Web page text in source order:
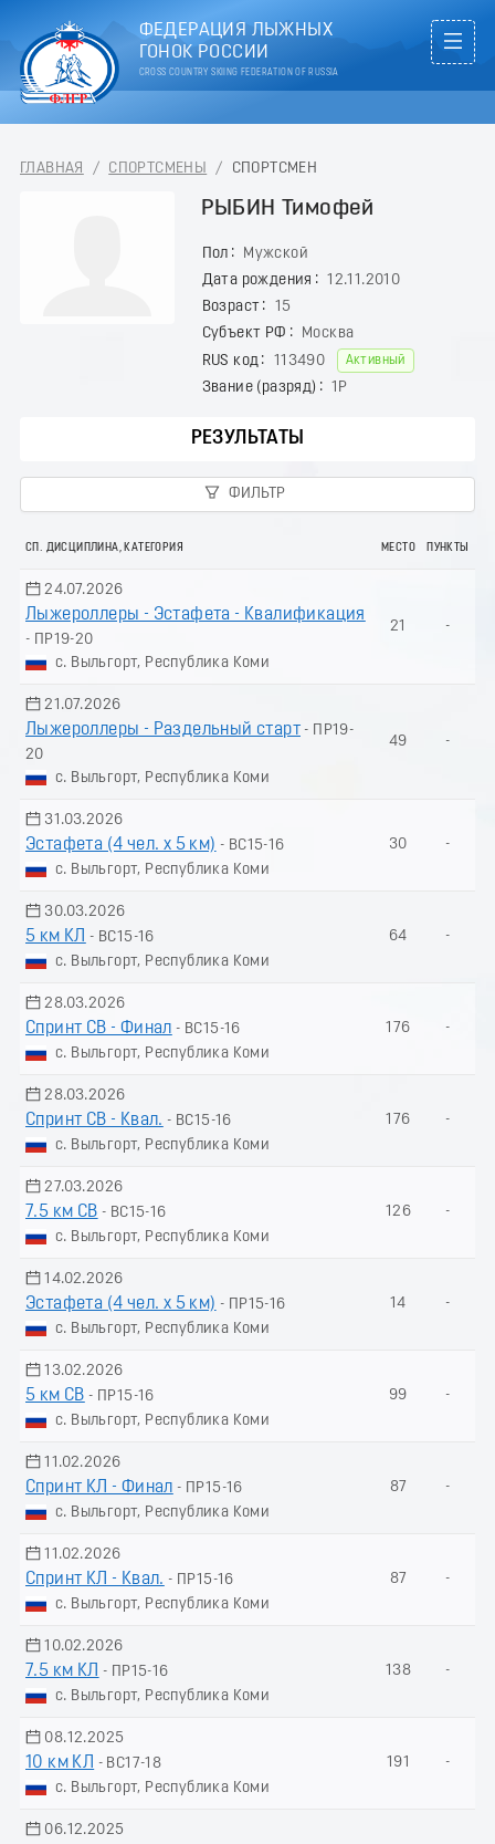
ФЕДЕРАЦИЯ ЛЫЖНЫХ
ГОНОК РОССИИ
CROSS COUNTRY SKIING FEDERATION OF RUSSIA
ГЛАВНАЯ / СПОРТСМЕНЫ / СПОРТСМЕН
РЫБИН Тимофей
Пол
Мужской
Дата рождения
12.11.2010
Возраст
15
Субъект РФ
Москва
RUS код
113490 Активный
Звание (разряд) 1Р
РЕЗУЛЬТАТЫ
ФИЛЬТР
СП. ДИСЦИПЛИНА, КАТЕГОРИЯ МЕСТО ПУНКТЫ
24.07.2026
Лыжероллеры - Эстафета - Квалификация
- ПР19-20
с. Выльгорт, Республика Коми
21 -
21.07.2026
Лыжероллеры - Раздельный старт - ПР19-
20
с. Выльгорт, Республика Коми
49 -
31.03.2026
Эстафета (4 чел. х 5 км) - ВС15-16
с. Выльгорт, Республика Коми
30 -
30.03.2026
5 км КЛ
- ВС15-16
с. Выльгорт, Республика Коми
64 -
28.03.2026
Спринт СВ - Финал - ВС15-16
с. Выльгорт, Республика Коми
176 -
28.03.2026
Спринт СВ - Квал. - ВС15-16
с. Выльгорт, Республика Коми
176 -
27.03.2026
7.5 км СВ - ВС15-16
с. Выльгорт, Республика Коми
126 -
14.02.2026
Эстафета (4 чел. х 5 км) - ПР15-16
с. Выльгорт, Республика Коми
14 -
13.02.2026
5 км СВ - ПР15-16
с. Выльгорт, Республика Коми
99 -
11.02.2026
Спринт КЛ - Финал - ПР15-16
с. Выльгорт, Республика Коми
87 -
11.02.2026
Спринт КЛ - Квал. - ПР15-16
с. Выльгорт, Республика Коми
87 -
10.02.2026
7.5 км КЛ
- ПР15-16
с. Выльгорт, Республика Коми
138 -
08.12.2025
10 км КЛ
- ВС17-18
с. Выльгорт, Республика Коми
191 -
06.12.2025